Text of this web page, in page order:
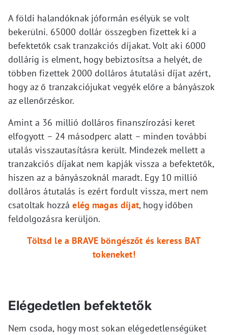
A földi halandóknak jóformán esélyük se volt
bekerülni. 65000 dollár összegben fizettek ki a
befektetők csak tranzakciós díjakat. Volt aki 6000
dollárig is elment, hogy bebiztosítsa a helyét, de
többen fizettek 2000 dolláros átutalási díjat azért,
hogy az ő tranzakciójukat vegyék előre a bányászok
az ellenőrzéskor.
Amint a 36 millió dolláros finanszírozási keret
elfogyott – 24 másodperc alatt – minden további
utalás visszautasításra került. Mindezek mellett a
tranzakciós díjakat nem kapják vissza a befektetők,
hiszen az a bányászoknál maradt. Egy 10 millió
dolláros átutalás is ezért fordult vissza, mert nem
csatoltak hozzáelég magas díjat, hogy időben
feldolgozásra kerüljön.
Töltsd le a BRAVE böngészőt és keress BAT
tokeneket!
Elégedetlen befektetők
Nem csoda, hogy most sokan elégedetlenségüket